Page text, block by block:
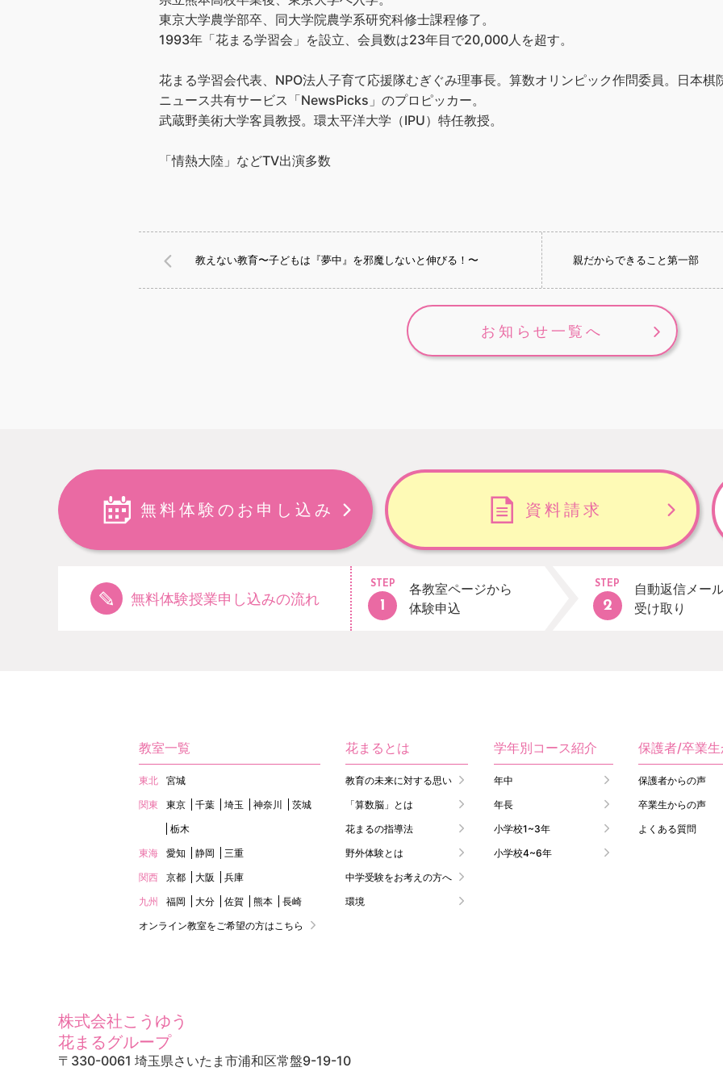
東京大学農学部卒、同大学院農学系研究科修士課程修了。
1993年「花まる学習会」を設立、会員数は23年目で20,000人を超す。
花まる学習会代表、NPO法人子育て応援隊むぎぐみ理事長。算数オリンピック作問委員。日本棋
ニュース共有サービス「NewsPicks」のプロピッカー。
武蔵野美術大学客員教授。環太平洋大学（IPU）特任教授。
「情熱大陸」などTV出演多数
教えない教育〜子どもは『夢中』を邪魔しないと伸びる！〜 親だからできること第一部
お知らせ一覧へ
無料体験のお申し込み 資料請求
無料体験授業申し込みの流れ
STEP
各教室ページから
体験申込
STEP
自動返信メー
受け取り
教室一覧
東北
宮城
関東
東京 千葉 埼玉 神奈川
茨城
栃木
東海
愛知 静岡
三重
関西
京都 大阪
兵庫
九州
福岡 大分 佐賀 熊本
長崎
オンライン教室をご希望の方はこちら
花まるとは
教育の未来に対する思い
「算数脳」とは
花まるの指導法
野外体験とは
中学受験をお考えの方へ
環境
学年別コース紹介
年中
年長
小学校1~3年
小学校4~6年
保護者/卒業
保護者からの声
卒業生からの声
よくある質問
株式会社こうゆう
花まるグループ
〒330-0061 埼玉県さいたま市浦和区常盤9-19-10